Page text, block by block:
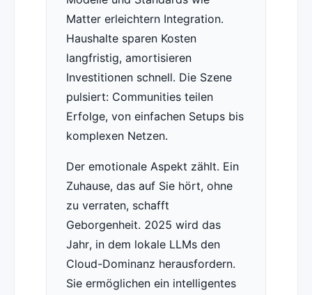
Matter erleichtern Integration.
Haushalte sparen Kosten
langfristig, amortisieren
Investitionen schnell. Die Szene
pulsiert: Communities teilen
Erfolge, von einfachen Setups bis
komplexen Netzen.
Der emotionale Aspekt zählt. Ein
Zuhause, das auf Sie hört, ohne
zu verraten, schafft
Geborgenheit. 2025 wird das
Jahr, in dem lokale LLMs den
Cloud-Dominanz herausfordern.
Sie ermöglichen ein intelligentes